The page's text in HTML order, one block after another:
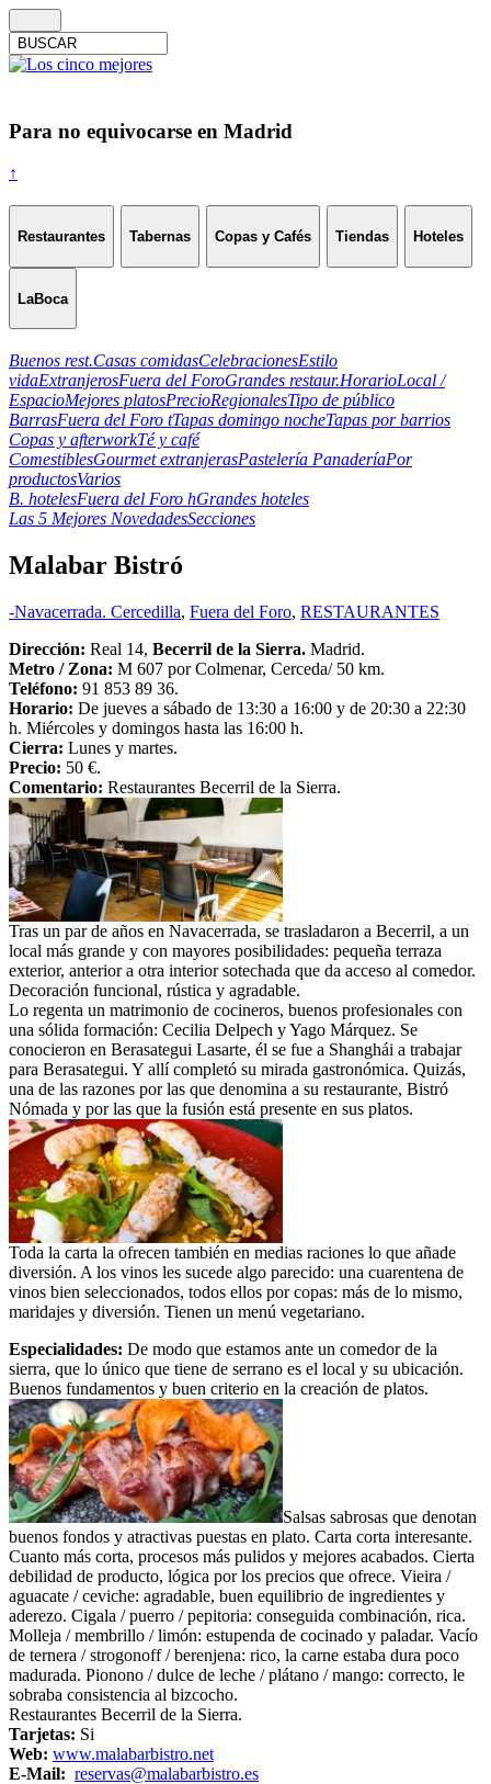
Para no equivocarse en Madrid
↑
Restaurantes Tabernas Copas y Cafés Tiendas Hoteles
LaBoca
Buenos rest.Casas comidasCelebracionesEstilo
vidaExtranjerosFuera del ForoGrandes restaur.HorarioLocal /
EspacioMejores platosPrecioRegionalesTipo de público
BarrasFuera del Foro tTapas domingo nocheTapas por barrios
Copas y afterworkTé y café
ComestiblesGourmet extranjerasPastelería PanaderíaPor
productosVarios
B. hotelesFuera del Foro hGrandes hoteles
Las 5 Mejores NovedadesSecciones
Malabar Bistró
-Navacerrada. Cercedilla, Fuera del Foro, RESTAURANTES
Dirección: Real 14, Becerril de la Sierra. Madrid.
Metro / Zona: M 607 por Colmenar, Cerceda/ 50 km.
Teléfono: 91 853 89 36.
Horario: De jueves a sábado de 13:30 a 16:00 y de 20:30 a 22:30
h. Miércoles y domingos hasta las 16:00 h.
Cierra: Lunes y martes.
Precio: 50 €.
Comentario: Restaurantes Becerril de la Sierra.
Tras un par de años en Navacerrada, se trasladaron a Becerril, a un
local más grande y con mayores posibilidades: pequeña terraza
exterior, anterior a otra interior sotechada que da acceso al comedor.
Decoración funcional, rústica y agradable.
Lo regenta un matrimonio de cocineros, buenos profesionales con
una sólida formación: Cecilia Delpech y Yago Márquez. Se
conocieron en Berasategui Lasarte, él se fue a Shanghái a trabajar
para Berasategui. Y allí completó su mirada gastronómica. Quizás,
una de las razones por las que denomina a su restaurante, Bistró
Nómada y por las que la fusión está presente en sus platos.
Toda la carta la ofrecen también en medias raciones lo que añade
diversión. A los vinos les sucede algo parecido: una cuarentena de
vinos bien seleccionados, todos ellos por copas: más de lo mismo,
maridajes y diversión. Tienen un menú vegetariano.
Especialidades: De modo que estamos ante un comedor de la
sierra, que lo único que tiene de serrano es el local y su ubicación.
Buenos fundamentos y buen criterio en la creación de platos.
Salsas sabrosas que denotan
buenos fondos y atractivas puestas en plato. Carta corta interesante.
Cuanto más corta, procesos más pulidos y mejores acabados. Cierta
debilidad de producto, lógica por los precios que ofrece. Vieira /
aguacate / ceviche: agradable, buen equilibrio de ingredientes y
aderezo. Cigala / puerro / pepitoria: conseguida combinación, rica.
Molleja / membrillo / limón: estupenda de cocinado y paladar. Vacío
de ternera / strogonoff / berenjena: rico, la carne estaba dura poco
madurada. Pionono / dulce de leche / plátano / mango: correcto, le
sobraba consistencia al bizcocho.
Restaurantes Becerril de la Sierra.
Tarjetas: Si
Web: www.malabarbistro.net
E-Mail: reservas@malabarbistro.es